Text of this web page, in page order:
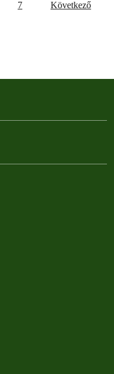
7 Következő